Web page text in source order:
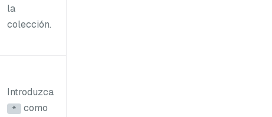
la
colección.
Introduzca
*
como